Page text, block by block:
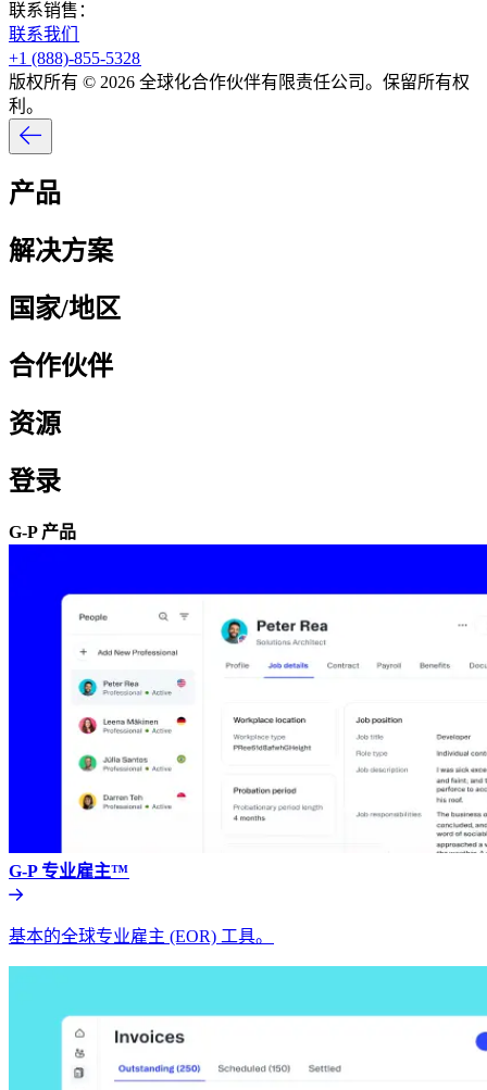
联系销售：​​
联系我们​​
+1 (888)-855-5328​​
版权所有 © 2026 全球化合作伙伴有限责任公司。保留所有权
利。​​
产品​​
解决方案​​
国家/地区​​
合作伙伴​​
资源​​
登录​​
G-P 产品​​
G-P 专业雇主™​​
基本的全球专业雇主 (EOR) 工具。​​